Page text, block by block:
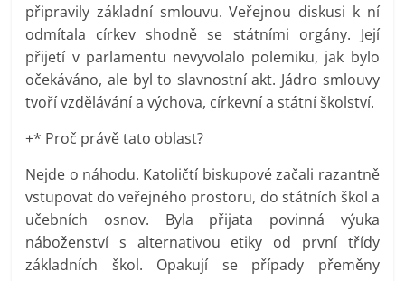
připravily základní smlouvu. Veřejnou diskusi k ní
odmítala církev shodně se státními orgány. Její
přijetí v parlamentu nevyvolalo polemiku, jak bylo
očekáváno, ale byl to slavnostní akt. Jádro smlouvy
tvoří vzdělávání a výchova, církevní a státní školství.
+* Proč právě tato oblast?
Nejde o náhodu. Katoličtí biskupové začali razantně
vstupovat do veřejného prostoru, do státních škol a
učebních osnov. Byla přijata povinná výuka
náboženství s alternativou etiky od první třídy
základních škol. Opakují se případy přeměny